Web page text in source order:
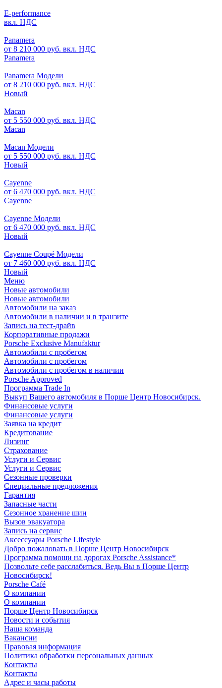
E-performance
вкл. НДС
Panamera
от 8 210 000 руб. вкл. НДС
Panamera
Panamera Модели
от 8 210 000 руб. вкл. НДС
Новый
Macan
от 5 550 000 руб. вкл. НДС
Macan
Macan Модели
от 5 550 000 руб. вкл. НДС
Новый
Cayenne
от 6 470 000 руб. вкл. НДС
Cayenne
Cayenne Модели
от 6 470 000 руб. вкл. НДС
Новый
Cayenne Coupé Модели
от 7 460 000 руб. вкл. НДС
Новый
Меню
Новые автомобили
Новые автомобили
Автомобили на заказ
Автомобили в наличии и в транзите
Запись на тест-драйв
Корпоративные продажи
Porsche Exclusive Manufaktur
Автомобили с пробегом
Автомобили с пробегом
Автомобили с пробегом в наличии
Porsche Approved
Программа Trade In
Выкуп Вашего автомобиля в Порше Центр Новосибирск.
Финансовые услуги
Финансовые услуги
Заявка на кредит
Кредитование
Лизинг
Страхование
Услуги и Сервис
Услуги и Сервис
Сезонные проверки
Специальные предложения
Гарантия
Запасные части
Сезонное хранение шин
Вызов эвакуатора
Запись на сервис
Аксессуары Porsche Lifestyle
Добро пожаловать в Порше Центр Новосибирск
Программа помощи на дорогах Porsche Assistance*
Позвольте себе расслабиться. Ведь Вы в Порше Центр
Новосибирск!
Porsche Café
О компании
О компании
Порше Центр Новосибирск
Новости и события
Наша команда
Вакансии
Правовая информация
Политика обработки персональных данных
Контакты
Контакты
Адрес и часы работы